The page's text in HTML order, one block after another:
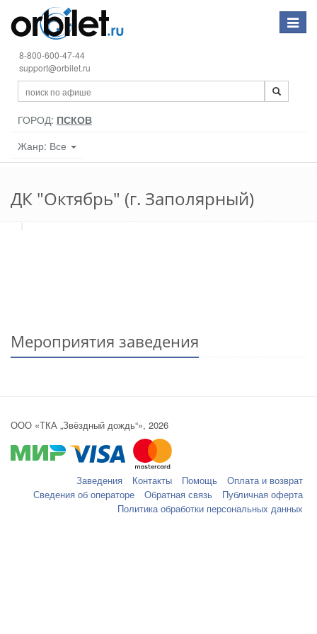
Toggle
8-800-600-47-44
support@orbilet.ru
ГОРОД: ПСКОВ
Жанр: Все
ДК "Октябрь" (г. Заполярный)
Мероприятия заведения
ООО «ТКА „Звёздный дождь“», 2026
Заведения Контакты Помощь
Оплата и возврат
Сведения об операторе
Обратная связь
Публичная оферта
Политика обработки персональных данных